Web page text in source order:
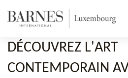
DÉCOUVREZ L'ART
CONTEMPORAIN